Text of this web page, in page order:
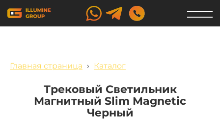
Главная страница › Каталог
Трековый Светильник
Магнитный Slim Magnetic
Черный